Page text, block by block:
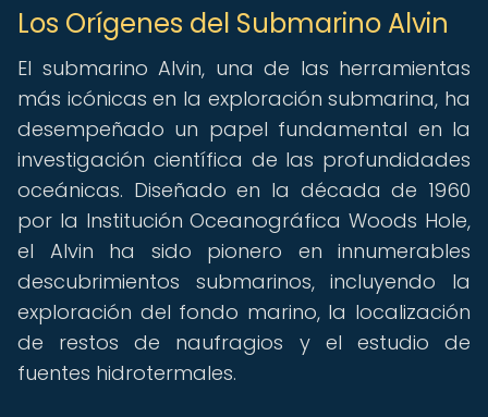
Los Orígenes del Submarino Alvin
El submarino Alvin, una de las herramientas
más icónicas en la exploración submarina, ha
desempeñado un papel fundamental en la
investigación científica de las profundidades
oceánicas. Diseñado en la década de 1960
por la Institución Oceanográfica Woods Hole,
el Alvin ha sido pionero en innumerables
descubrimientos submarinos, incluyendo la
exploración del fondo marino, la localización
de restos de naufragios y el estudio de
fuentes hidrotermales.